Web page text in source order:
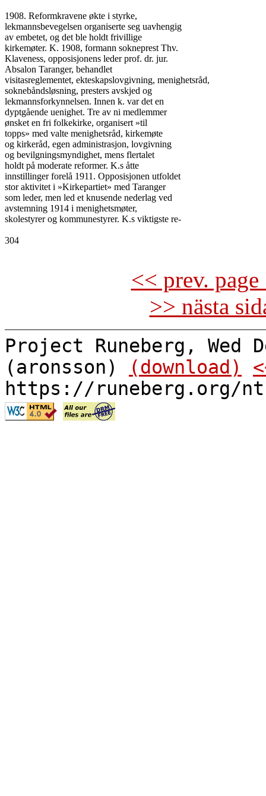
1908. Reformkravene økte i styrke,
lekmannsbevegelsen organiserte seg uavhengig
av embetet, og det ble holdt frivillige
kirkemøter. K. 1908, formann sokneprest Thv.
Klaveness, opposisjonens leder prof. dr. jur.
Absalon Taranger, behandlet
visitasreglementet, ekteskapslovgivning, menighetsråd,
soknebåndsløsning, presters avskjed og
lekmannsforkynnelsen. Innen k. var det en
dyptgående uenighet. Tre av ni medlemmer
ønsket en fri folkekirke, organisert »til
topps» med valte menighetsråd, kirkemøte
og kirkeråd, egen administrasjon, lovgivning
og bevilgningsmyndighet, mens flertalet
holdt på moderate reformer. K.s åtte
innstillinger forelå 1911. Opposisjonen utfoldet
stor aktivitet i »Kirkepartiet» med Taranger
som leder, men led et knusende nederlag ved
avstemning 1914 i menighetsmøter,
skolestyrer og kommunestyrer. K.s viktigste re-
304
<< prev.
>> nästa
Project Runeberg, Wed
(aronsson)
(download)
https://runeberg.org/